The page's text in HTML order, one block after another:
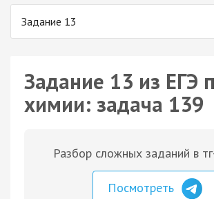
Задание 13
Задание 13 из ЕГЭ
химии: задача 139
Разбор сложных заданий в
Посмотреть